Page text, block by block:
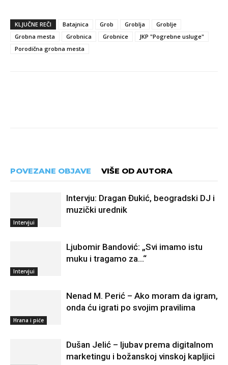
KLJUČNE REČI Batajnica Grob Groblja
Groblje
Grobna mesta
Grobnica Grobnice
JKP "Pogrebne usluge"
Porodična grobna mesta
POVEZANE OBJAVE VIŠE OD AUTORA
Intervjui
Intervju: Dragan Đukić, beogradski DJ i
muzički urednik
Intervjui
Ljubomir Bandović: „Svi imamo istu
muku i tragamo za…“
Hrana i piće
Nenad M. Perić – Ako moram da igram,
onda ću igrati po svojim pravilima
Dušan Jelić – ljubav prema digitalnom
marketingu i božanskoj vinskoj kapljici